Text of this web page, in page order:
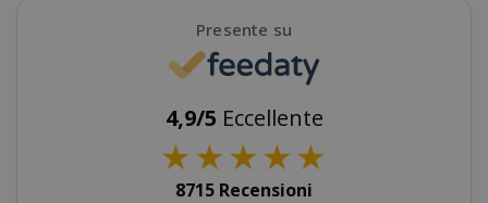
Presente su
4,9/5 Eccellente
★★★★★
8715 Recensioni
SADEVSESSID
_GRECAPTCHA